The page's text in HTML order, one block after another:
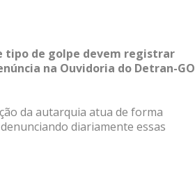
tipo de golpe devem registrar
na Ouvidoria do Detran-GO
da autarquia atua de forma
diariamente essas